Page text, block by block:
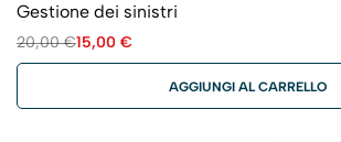
Gestione dei sinistri
20,00€15,00 €
AGGIUNGI AL CARRELLO